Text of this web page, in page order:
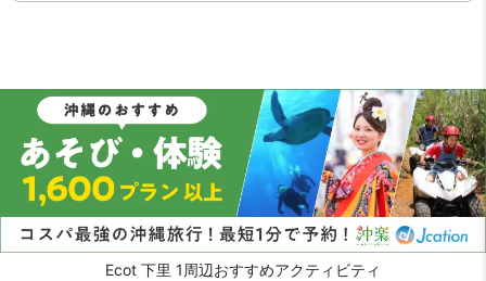
Ecot 下里 1周辺おすすめアクティビティ